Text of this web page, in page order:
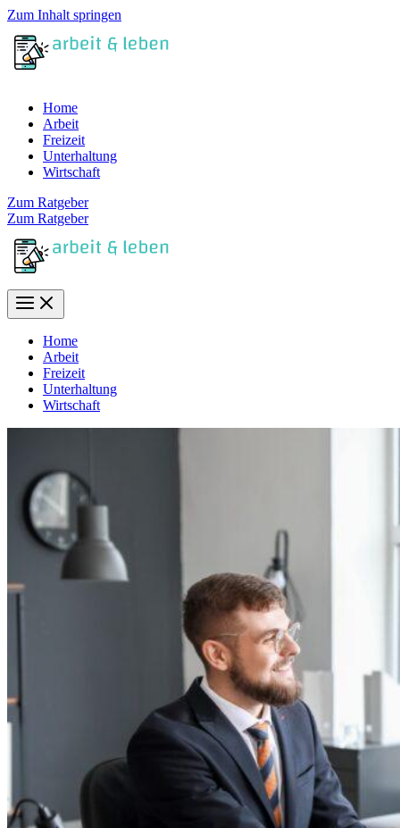
Zum Inhalt springen
Home
Arbeit
Freizeit
Unterhaltung
Wirtschaft
Zum Ratgeber
Zum Ratgeber
Home
Arbeit
Freizeit
Unterhaltung
Wirtschaft